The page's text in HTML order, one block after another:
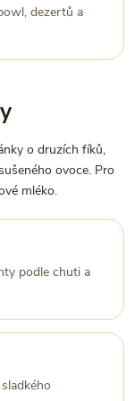
dezertů a
o druzích fíků,
ovoce. Pro
mléko.
podle chuti a